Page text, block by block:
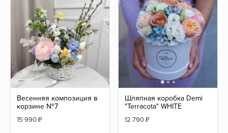
Весенняя композиция в
корзине №7
15 990₽
Шляпная коробка Demi
"Terracota" WHITE
12 790₽